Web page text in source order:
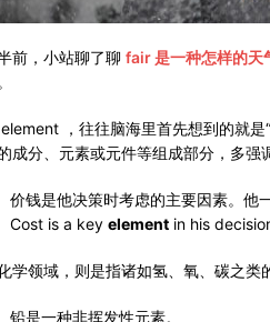
前，小站聊了聊 fair 是一种怎样的天
，往往脑海里首先想到的就
成分、元素或元件等组成部分，多强
价钱是他决策时考虑的主要因素。他
Cost is a key element in his
学领域，则是指诸如氢、氧、碳之类
铅是一种非挥发性元素。